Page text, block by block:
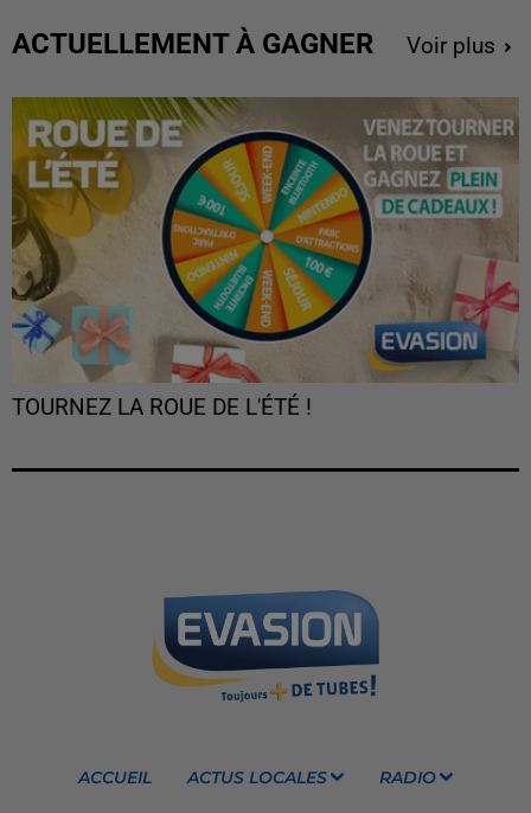
ACTUELLEMENT À GAGNER Voir plus
TOURNEZ LA ROUE DE L'ÉTÉ !
ACCUEIL ACTUS LOCALES RADIO